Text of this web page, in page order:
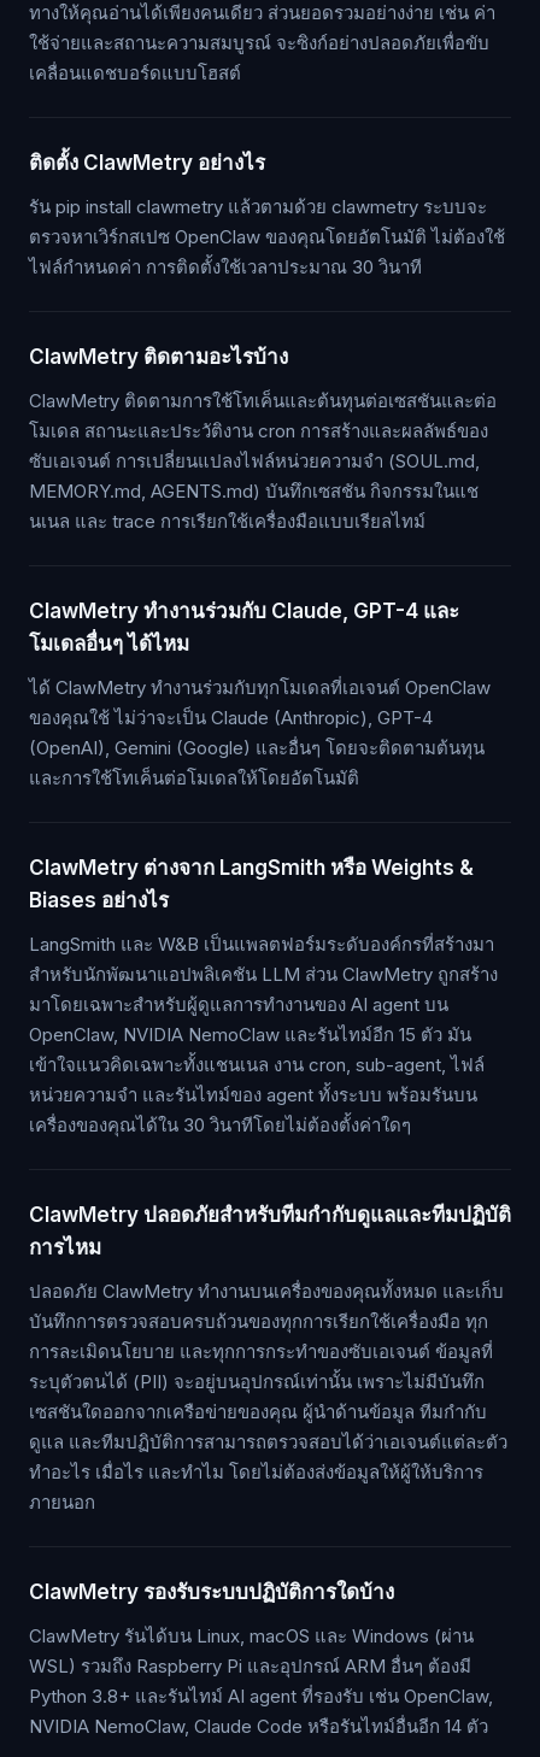
ทางให้คุณอ่านได้เพียงคนเดียว ส่วนยอดรวมอย่างง่าย เช่น ค่า
ใช้จ่ายและสถานะความสมบูรณ์ จะซิงก์อย่างปลอดภัยเพื่อขับ
เคลื่อนแดชบอร์ดแบบโฮสต์
ติดตั้ง ClawMetry อย่างไร
รัน pip install clawmetry แล้วตามด้วย clawmetry ระบบจะ
ตรวจหาเวิร์กสเปซ OpenClaw ของคุณโดยอัตโนมัติ ไม่ต้องใช้
ไฟล์กำหนดค่า การติดตั้งใช้เวลาประมาณ 30 วินาที
ClawMetry ติดตามอะไรบ้าง
ClawMetry ติดตามการใช้โทเค็นและต้นทุนต่อเซสชันและต่อ
โมเดล สถานะและประวัติงาน cron การสร้างและผลลัพธ์ของ
ซับเอเจนต์ การเปลี่ยนแปลงไฟล์หน่วยความจำ (SOUL.md,
MEMORY.md, AGENTS.md) บันทึกเซสชัน กิจกรรมในแช
นเนล และ trace การเรียกใช้เครื่องมือแบบเรียลไทม์
ClawMetry ทำงานร่วมกับ Claude, GPT-4 และ
โมเดลอื่นๆ ได้ไหม
ได้ ClawMetry ทำงานร่วมกับทุกโมเดลที่เอเจนต์ OpenClaw
ของคุณใช้ ไม่ว่าจะเป็น Claude (Anthropic), GPT-4
(OpenAI), Gemini (Google) และอื่นๆ โดยจะติดตามต้นทุน
และการใช้โทเค็นต่อโมเดลให้โดยอัตโนมัติ
ClawMetry ต่างจาก LangSmith หรือ Weights &
Biases อย่างไร
LangSmith และ W&B เป็นแพลตฟอร์มระดับองค์กรที่สร้างมา
สำหรับนักพัฒนาแอปพลิเคชัน LLM ส่วน ClawMetry ถูกสร้าง
มาโดยเฉพาะสำหรับผู้ดูแลการทำงานของ AI agent บน
OpenClaw, NVIDIA NemoClaw และรันไทม์อีก 15 ตัว มัน
เข้าใจแนวคิดเฉพาะทั้งแชนเนล งาน cron, sub-agent, ไฟล์
หน่วยความจำ และรันไทม์ของ agent ทั้งระบบ พร้อมรันบน
เครื่องของคุณได้ใน 30 วินาทีโดยไม่ต้องตั้งค่าใดๆ
ClawMetry ปลอดภัยสำหรับทีมกำกับดูแลและทีมปฏิบัติ
การไหม
ปลอดภัย ClawMetry ทำงานบนเครื่องของคุณทั้งหมด และเก็บ
บันทึกการตรวจสอบครบถ้วนของทุกการเรียกใช้เครื่องมือ ทุก
การละเมิดนโยบาย และทุกการกระทำของซับเอเจนต์ ข้อมูลที่
ระบุตัวตนได้ (PII) จะอยู่บนอุปกรณ์เท่านั้น เพราะไม่มีบันทึก
เซสชันใดออกจากเครือข่ายของคุณ ผู้นำด้านข้อมูล ทีมกำกับ
ดูแล และทีมปฏิบัติการสามารถตรวจสอบได้ว่าเอเจนต์แต่ละตัว
ทำอะไร เมื่อไร และทำไม โดยไม่ต้องส่งข้อมูลให้ผู้ให้บริการ
ภายนอก
ClawMetry รองรับระบบปฏิบัติการใดบ้าง
ClawMetry รันได้บน Linux, macOS และ Windows (ผ่าน
WSL) รวมถึง Raspberry Pi และอุปกรณ์ ARM อื่นๆ ต้องมี
Python 3.8+ และรันไทม์ AI agent ที่รองรับ เช่น OpenClaw,
NVIDIA NemoClaw, Claude Code หรือรันไทม์อื่นอีก 14 ตัว